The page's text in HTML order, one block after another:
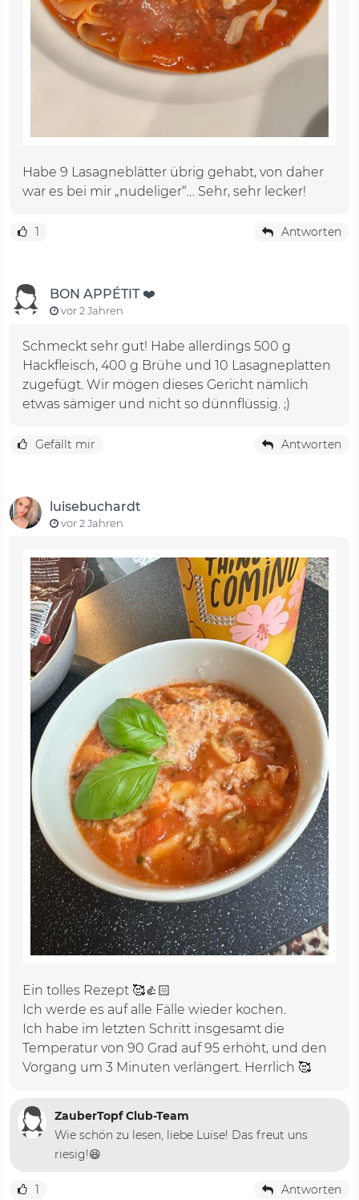
Habe 9 Lasagneblätter übrig gehabt, von daher
war es bei mir „nudeliger“… Sehr, sehr lecker!
1 Antworten
BON APPÉTIT ❤️
vor 2 Jahren
Schmeckt sehr gut! Habe allerdings 500 g
Hackfleisch, 400 g Brühe und 10 Lasagneplatten
zugefügt. Wir mögen dieses Gericht nämlich
etwas sämiger und nicht so dünnflüssig. ;)
Gefällt mir Antworten
luisebuchardt
vor 2 Jahren
Ein tolles Rezept 🥰👍🏻
Ich werde es auf alle Fälle wieder kochen.
Ich habe im letzten Schritt insgesamt die
Temperatur von 90 Grad auf 95 erhöht, und den
Vorgang um 3 Minuten verlängert. Herrlich 🥰
ZauberTopf Club-Team
Wie schön zu lesen, liebe Luise! Das freut uns
riesig!😆
1 Antworten